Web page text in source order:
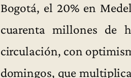
Bogotá, el 20% en
cuarenta millones de
circulación, con
domingos, que